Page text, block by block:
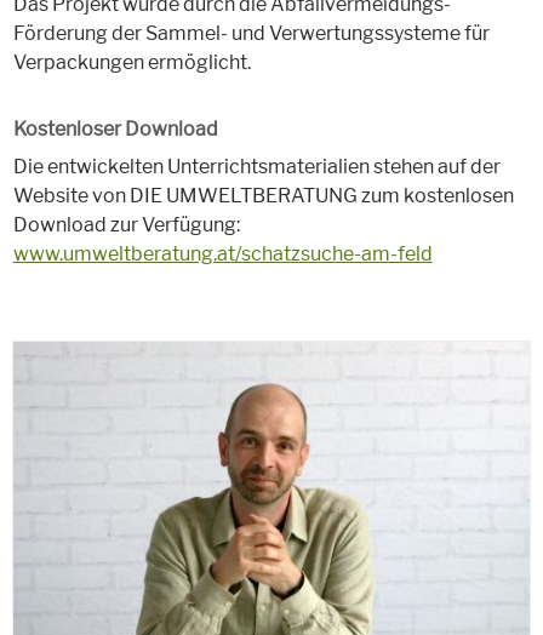
Förderung der Sammel- und Verwertungssysteme für
Verpackungen ermöglicht.
Kostenloser Download
Die entwickelten Unterrichtsmaterialien stehen auf der
Website von DIE UMWELTBERATUNG zum kostenlosen
Download zur Verfügung:
www.umweltberatung.at/schatzsuche-am-feld